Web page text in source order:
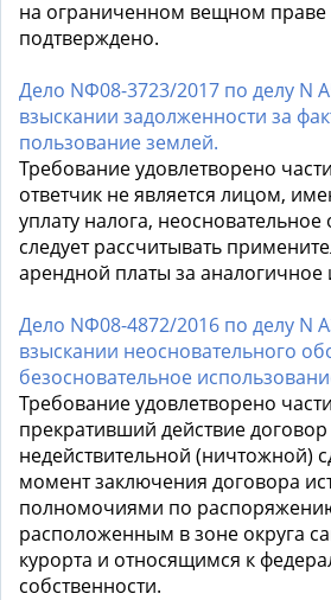
на ограниченном вещном праве
подтверждено.
Дело NФ08-3723/2017 по делу N
взыскании задолженности за
пользование землей.
Требование удовлетворено
ответчик не является лицом,
уплату налога,
следует рассчитывать
арендной платы за аналогичное
Дело NФ08-4872/2016 по делу N
взыскании неосновательного
безосновательное
Требование удовлетворено
прекративший действие
недействительной (ничтожной)
момент заключения договора
полномочиями по
расположенным в зоне округа
курорта и относящимся к
собственности.